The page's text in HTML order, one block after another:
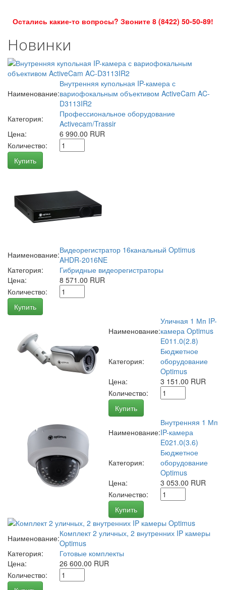
Остались какие-то вопросы? Звоните 8 (8422) 50-50-89!
Новинки
Наименование:
Внутренняя купольная IP-камера с
вариофокальным объективом ActiveCam AC-
D3113IR2
Категория:
Профессиональное оборудование
Activecam/Trassir
Цена:
6 990.00 RUR
Количество:
Купить
Наименование:Видеорегистратор 16канальный Optimus
AHDR-2016NE
Категория:
Гибридные видеорегистраторы
Цена:
8 571.00 RUR
Количество:
Купить
Наименование:
Уличная 1 Мп IP-
камера Optimus
E011.0(2.8)
Категория:
Бюджетное
оборудование
Optimus
Цена:
3 151.00 RUR
Количество:
Купить
Наименование:
Внутренняя 1 Мп
IP-камера
E021.0(3.6)
Категория:
Бюджетное
оборудование
Optimus
Цена:
3 053.00 RUR
Количество:
Купить
Наименование:Комплект 2 уличных, 2 внутренних IP камеры
Optimus
Категория:
Готовые комплекты
Цена:
26 600.00 RUR
Количество: